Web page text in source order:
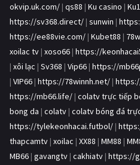
okvip.uk.com/ | qs88 | Ku casino |
https://sv368.direct/ | sunwin |
https://ee88vie.com/ | Kubet88 |
xoilac tv | xoso66 | https://
| xôi lạc | Sv368 | Vip66 | https://
| VIP66 | https://78winnh.net/ |
https://mb66.life/ | colatv trực tiếp
bong da | colatv | colatv bóng đá
https://tylekeonhacai.futbol/ |
thapcamtv | xoilac | XX88 | MM88 |
MB66 | gavangtv | cakhiatv | https://